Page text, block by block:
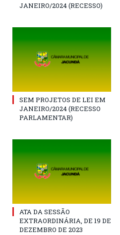
JANEIRO/2024 (RECESSO)
SEM PROJETOS DE LEI EM
JANEIRO/2024 (RECESSO
PARLAMENTAR)
ATA DA SESSÃO
EXTRAORDINÁRIA, DE 19 DE
DEZEMBRO DE 2023